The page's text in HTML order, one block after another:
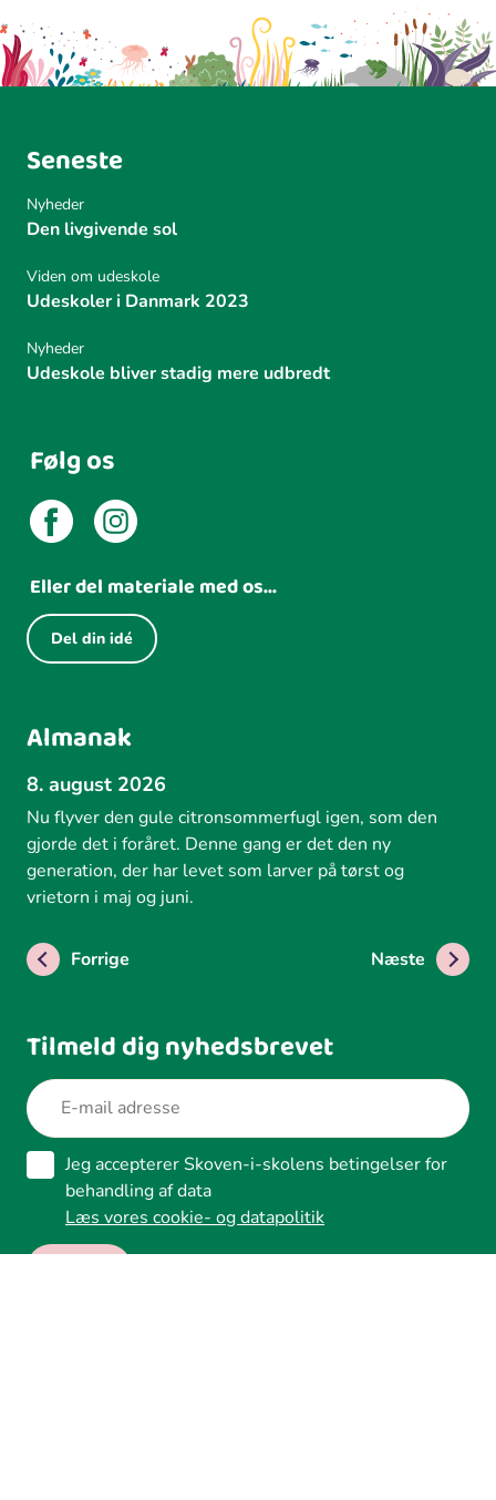
Seneste
Nyheder
Den livgivende sol
Viden om udeskole
Udeskoler i Danmark 2023
Nyheder
Udeskole bliver stadig mere udbredt
Følg os
Eller del materiale med os...
Del din idé
Almanak
8. august 2026
Nu flyver den gule citronsommerfugl igen, som den
gjorde det i foråret. Denne gang er det den ny
generation, der har levet som larver på tørst og
vrietorn i maj og juni.
Forrige Næste
Tilmeld dig nyhedsbrevet
Jeg accepterer Skoven-i-skolens betingelser for
behandling af data
Læs vores cookie- og datapolitik